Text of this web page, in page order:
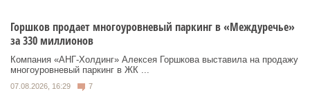
Горшков продает многоуровневый паркинг в «Междуречье»
за 330 миллионов
Компания «АНГ-Холдинг» Алексея Горшкова выставила на продажу
многоуровневый паркинг в ЖК ...
07.08.2026, 16:29 7